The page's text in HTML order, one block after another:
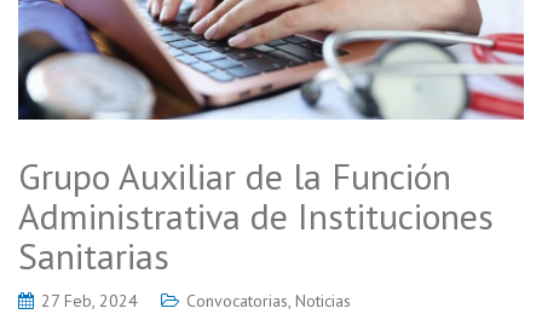
Grupo Auxiliar de la Función
Administrativa de Instituciones
Sanitarias
27 Feb, 2024 Convocatorias, Noticias